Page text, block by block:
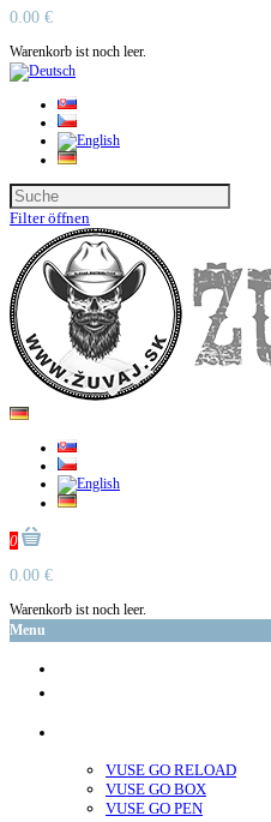
0.00 €
Warenkorb ist noch leer.
Filter öffnen
0
0.00 €
Warenkorb ist noch leer.
Menu
VUSE GO RELOAD
VUSE GO BOX
VUSE GO PEN